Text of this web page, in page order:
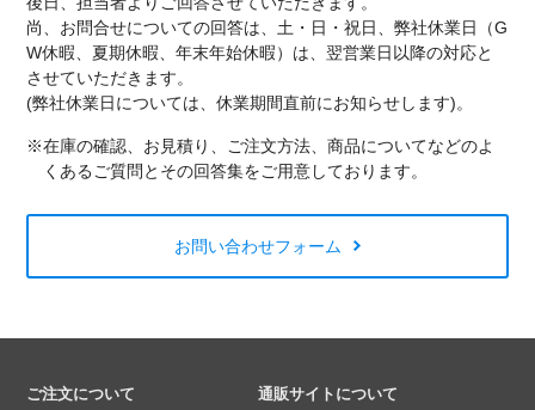
尚、お問合せについての回答は、土・日・祝日、弊社休業日（G
W休暇、夏期休暇、年末年始休暇）は、翌営業日以降の対応と
させていただきます。
(弊社休業日については、休業期間直前にお知らせします)。
※在庫の確認、お見積り、ご注文方法、商品についてなどのよ
くあるご質問とその回答集をご用意しております。
お問い合わせフォーム
ご注文について 通販サイトについて